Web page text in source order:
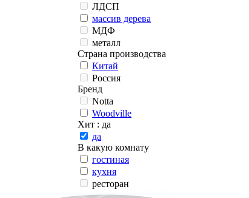
ЛДСП
массив дерева
МДФ
металл
Страна производства
Китай
Россия
Бренд
Notta
Woodville
Хит : да
да
В какую комнату
гостиная
кухня
ресторан